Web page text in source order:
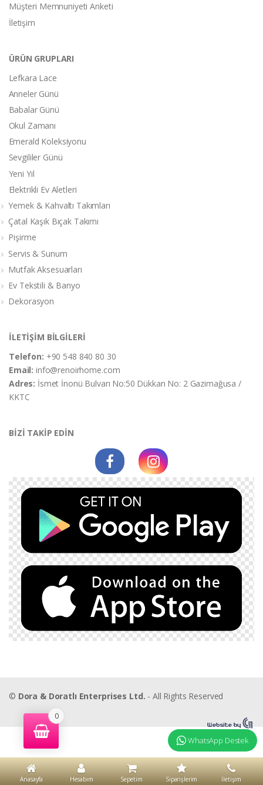
Müşteri Memnuniyeti Anketi
İletişim
ÜRÜN GRUPLARI
Lefkara Lace
Anneler Günü
Babalar Günü
Okul Zamanı
Emerald Koleksiyonu
Sevgililer Günü
Yeni Yıl
Elektrikli Ev Aletleri
Yemek & Kahvaltı Takımları
Çatal Kaşık Bıçak Takımı
Pişirme
Servis & Sunum
Mutfak Aksesuarları
Ev Tekstili & Banyo
Dekorasyon
İLETİŞİM BİLGİLERİ
Telefon: +90 548 840 80 30
Email:info@renoirhome.com
Adres: İsmet İnonü Bulvarı No:50 Dükkan No: 2 Gazimağusa /
KKTC
BİZİ TAKİP EDİN
© Dora & Doratlı Enterprises Ltd. - All Rights Reserved
0
WhatsApp Destek
Anasayfa Hesabım Sepetim Siparişlerim İletişim